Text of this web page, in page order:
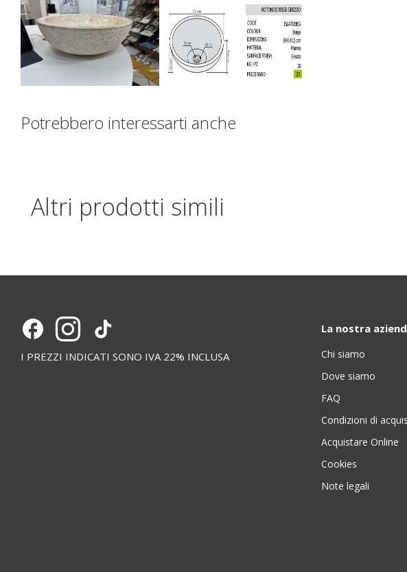
Potrebbero interessarti anche
Altri prodotti simili
I PREZZI INDICATI SONO IVA 22% INCLUSA
La nostra
Chi siamo
Dove siamo
FAQ
Condizioni di
Acquistare Online
Cookies
Note legali